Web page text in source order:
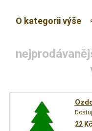
O kategorii výše
22 Kč